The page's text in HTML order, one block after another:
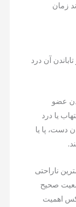
زمان
آن درد
عضو
یا درد
دست، پا یا
ناراحتی
صحیح
اهمیت